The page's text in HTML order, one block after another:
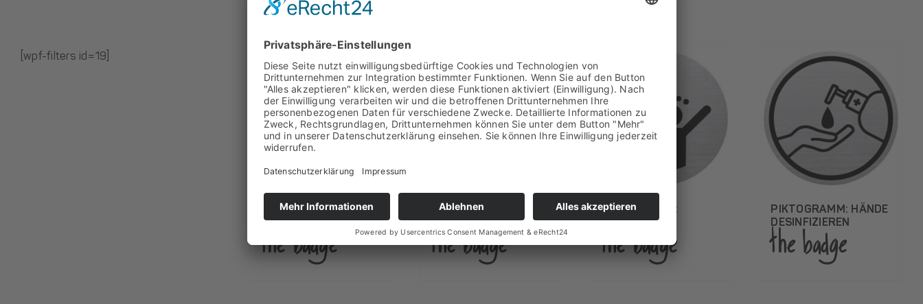
[wpf-filters id=19]
PIKTOGRAMM:
ABSTAND HALTEN
the badge
PIKTOGRAMM:
DRÜCKEN
the badge
PIKTOGRAMM:
DUSCHE
the badge
PIKTOGRAMM: HÄNDE
DESINFIZIEREN
the badge